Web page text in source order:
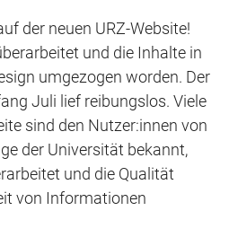
der neuen URZ-Website!
und die Inhalte in
umgezogen worden. Der
Juli lief reibungslos. Viele
sind den Nutzer:innen von
der Universität bekannt,
und die Qualität
von Informationen